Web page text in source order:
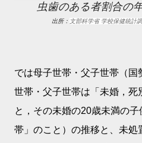
虫歯のある者割合の
出所： 文部科学省 学校保健統計
では母子世帯・父子世帯（
世帯・父子世帯は「未婚，死
と，その未婚の20歳未満の
帯」のこと）の推移と、未処